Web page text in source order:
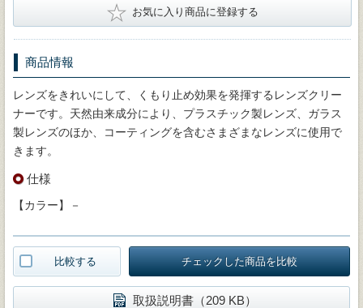
★ お気に入り商品に登録する
商品情報
レンズをきれいにして、くもり止め効果を発揮するレンズクリー
ナーです。天然由来成分により、プラスチック製レンズ、ガラス
製レンズのほか、コーティングを含むさまざまなレンズに使用で
きます。
仕様
【カラー】－
比較する チェックした商品を比較
取扱説明書（209 KB）